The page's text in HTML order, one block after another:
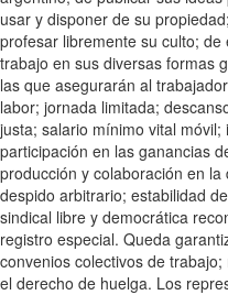
usar y disponer de su
profesar libremente su culto;
trabajo en sus diversas formas
las que asegurarán al
labor; jornada limitada;
justa; salario mínimo vital
participación en las ganancias
producción y colaboración en
despido arbitrario; estabilidad
sindical libre y democrática
registro especial. Queda
convenios colectivos de
el derecho de huelga. Los